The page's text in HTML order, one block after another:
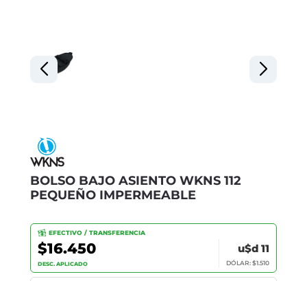
BOLSO BAJO ASIENTO WKNS 112
PEQUEÑO IMPERMEABLE
EFECTIVO / TRANSFERENCIA
$16.450
DESC. APLICADO
u$d 11
DÓLAR: $1.510